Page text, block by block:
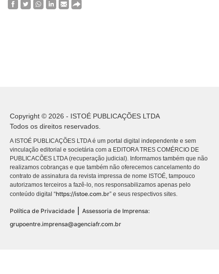
Copyright © 2026 - ISTOÉ PUBLICAÇÕES LTDA
Todos os direitos reservados.
A ISTOÉ PUBLICAÇÕES LTDA é um portal digital independente e sem
vinculação editorial e societária com a EDITORA TRES COMÉRCIO DE
PUBLICACÕES LTDA (recuperação judicial). Informamos também que não
realizamos cobranças e que também não oferecemos cancelamento do
contrato de assinatura da revista impressa de nome ISTOÉ, tampouco
autorizamos terceiros a fazê-lo, nos responsabilizamos apenas pelo
conteúdo digital “https://istoe.com.br” e seus respectivos sites.
Política de Privacidade
Assessoria de Imprensa:
grupoentre.imprensa@agenciafr.com.br